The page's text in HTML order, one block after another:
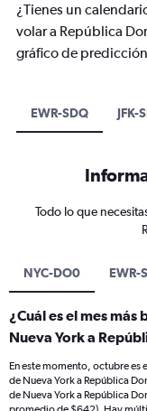
¿Tienes un
volar a República
gráfico de
EWR-SDQ JFK-
Todo lo que
NYC-DO0 EWR-
¿Cuál es el mes
Nueva York a
En este momento, octubre es
de Nueva York a República
de Nueva York a República